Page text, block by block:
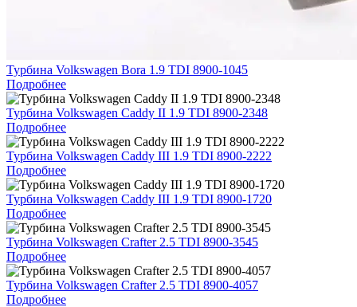
Турбина Volkswagen Bora 1.9 TDI 8900-1045
Подробнее
Турбина Volkswagen Caddy II 1.9 TDI 8900-2348
Подробнее
Турбина Volkswagen Caddy III 1.9 TDI 8900-2222
Подробнее
Турбина Volkswagen Caddy III 1.9 TDI 8900-1720
Подробнее
Турбина Volkswagen Crafter 2.5 TDI 8900-3545
Подробнее
Турбина Volkswagen Crafter 2.5 TDI 8900-4057
Подробнее